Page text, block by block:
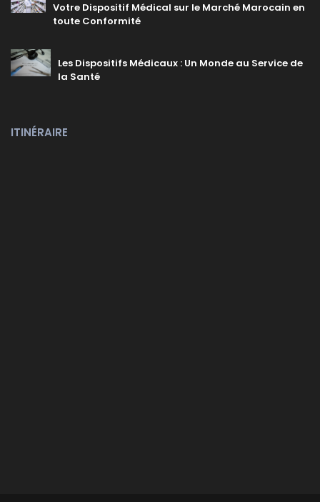
Votre Dispositif Médical sur le Marché Marocain en
toute Conformité
Les Dispositifs Médicaux : Un Monde au Service de
la Santé
ITINÉRAIRE